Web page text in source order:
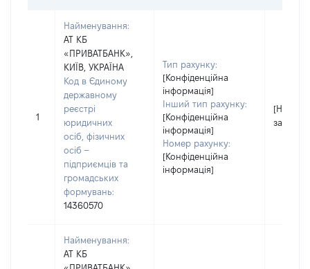
1
Найменування:
АТ КБ
«ПРИВАТБАНК»,
КИЇВ, УКРАЇНА
Код в Єдиному
державному
реєстрі
юридичних
осіб, фізичних
осіб –
підприємців та
громадських
формувань:
14360570
Тип рахунку:
[Конфіденційна
інформація]
Інший тип рахунку:
[Конфіденційна
інформація]
Номер рахунку:
[Конфіденційна
інформація]
[Не
Найменування:
АТ КБ